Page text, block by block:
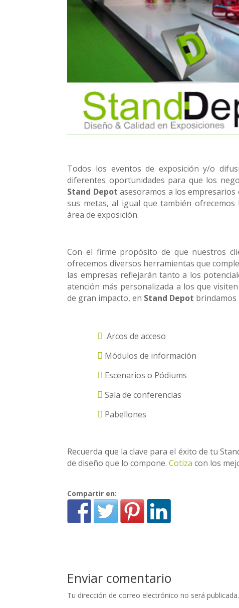
Todos los eventos de exposición y/o
diferentes oportunidades para que los
Stand Depot asesoramos a los
sus metas, al igual que también
área de exposición.
Con el firme propósito de que nuestros
ofrecemos diversos herramientas que
las empresas reflejarán tanto a los
atención más personalizada a los que
de gran impacto, en Stand Depot brindamos
Arcos de acceso
Módulos de información
Escenarios o Pódiums
Sala de conferencias
Pabellones
Recuerda que la clave para el éxito de tu
de diseño que lo compone.Cotiza con los
Compartir en:
Enviar comentario
Tu dirección de correo electrónico no será publicada.